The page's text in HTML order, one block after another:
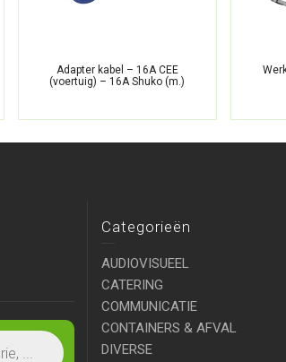
Adapter kabel – 16A CEE
(voertuig) – 16A Shuko (m.)
Categorieën
AUDIOVISUEEL
CATERING
COMMUNICATIE
CONTAINERS & AFVAL
DIVERSE